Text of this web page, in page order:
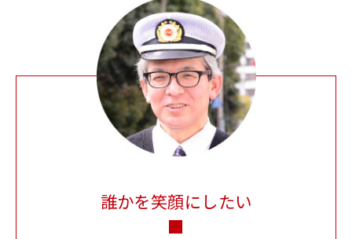
誰かを笑顔にしたい
■